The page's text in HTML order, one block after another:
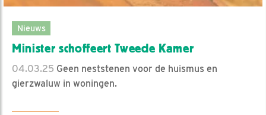
Nieuws
Minister schoffeert Tweede Kamer
04.03.25 Geen neststenen voor de huismus en
gierzwaluw in woningen.